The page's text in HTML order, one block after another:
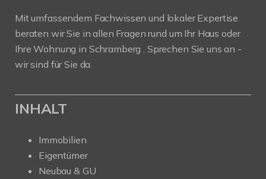
Mit umfassendem Fachwissen und lokaler Expertise
beraten wir Sie in allen Fragen rund um Ihr Haus oder
Ihre Wohnung in Schramberg . Sprechen Sie uns an -
wir sind für Sie da.
INHALT
Immobilien
Eigentümer
Neubau & GU